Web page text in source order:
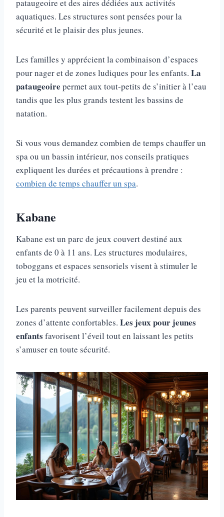
pataugeoire et des aires dédiées aux activités
aquatiques. Les structures sont pensées pour la
sécurité et le plaisir des plus jeunes.
Les familles y apprécient la combinaison d’espaces
pour nager et de zones ludiques pour les enfants. La
pataugeoire permet aux tout-petits de s’initier à l’eau
tandis que les plus grands testent les bassins de
natation.
Si vous vous demandez combien de temps chauffer un
spa ou un bassin intérieur, nos conseils pratiques
expliquent les durées et précautions à prendre :
combien de temps chauffer un spa.
Kabane
Kabane est un parc de jeux couvert destiné aux
enfants de 0 à 11 ans. Les structures modulaires,
toboggans et espaces sensoriels visent à stimuler le
jeu et la motricité.
Les parents peuvent surveiller facilement depuis des
zones d’attente confortables. Les jeux pour jeunes
enfants favorisent l’éveil tout en laissant les petits
s’amuser en toute sécurité.